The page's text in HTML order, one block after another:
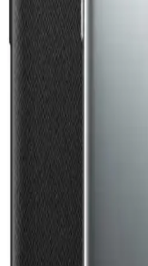
eBay Elektronik
Güvenilir
İpuçları
eBay, elektronik
alışveriş imkanı sunar.
gümrük detaylarıyla
Samsung Galaxy
Rehberi ve Dikkat
Samsung Galaxy
performans sunmasıyla
teknik özellikleri